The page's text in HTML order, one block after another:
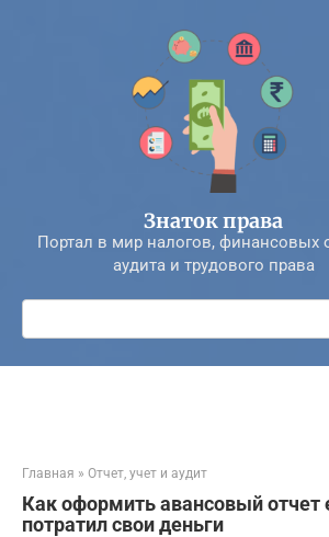
Знаток права
Портал в мир налогов, финансовых
аудита и трудового права
Поиск:
Главная » Отчет, учет и аудит
Как оформить авансовый отчет
потратил свои деньги